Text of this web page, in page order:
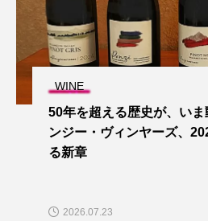
WINE
50年を超える歴史が、い
ンジー・ヴィンヤーズ、
る新章
2026.07.23